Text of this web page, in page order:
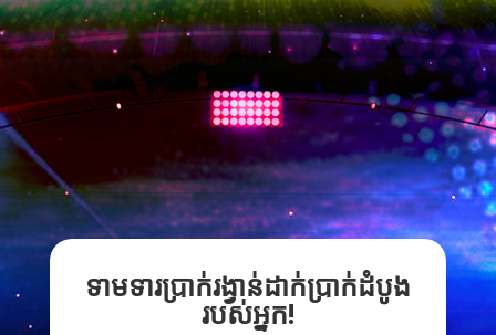
ទាមទារប្រាក់រង្វាន់ដាក់ប្រាក់ដំបូង
របស់អ្នក!